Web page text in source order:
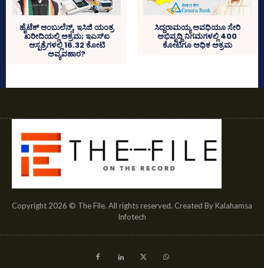
ಹೈಟೆಕ್‌ ಆಂಬುಲೆನ್ಸ್‌, ಇಸಿಜಿ ಯಂತ್ರ
ಖರೀದಿಯಲ್ಲಿ ಅಕ್ರಮ; ಇಎಸ್‌ಐ
ಆಸ್ಪತ್ರೆಗಳಲ್ಲಿ 16.32 ಕೋಟಿ
ಅವ್ಯವಹಾರ?
ಸಿದ್ದರಾಮಯ್ಯ ಅವಧಿಯೂ ಸೇರಿ
ಅಭಿವೃದ್ದಿ ನಿಗಮಗಳಲ್ಲಿ 400
ಕೋಟಿಗೂ ಅಧಿಕ ಅಕ್ರಮ
Copyright 2026 © The File. All rights reserved. Created By Kalahamsa
Infotech